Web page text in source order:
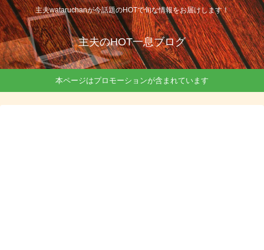
主夫wataruchanが今話題のHOTで旬な情報をお届けします！
主夫のHOT一息ブログ
本ページはプロモーションが含まれています